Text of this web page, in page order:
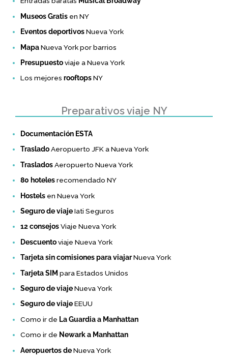
Museos Gratis en NY
Eventos deportivosNueva York
MapaNueva York por barrios
Presupuestoviaje a Nueva York
Los mejores rooftopsNY
Preparativos viaje NY
Documentación ESTA
TrasladoAeropuerto JFK a Nueva York
TrasladosAeropuerto Nueva York
80 hotelesrecomendado NY
Hostels en Nueva York
Seguro de viajeIati Seguros
12 consejosViaje Nueva York
Descuentoviaje Nueva York
Tarjeta sin comisiones para viajarNueva York
Tarjeta SIM para Estados Unidos
Seguro de viajeNueva York
Seguro de viajeEEUU
Como ir de La Guardia a Manhattan
Como ir de Newark a Manhattan
Aeropuertos deNueva York